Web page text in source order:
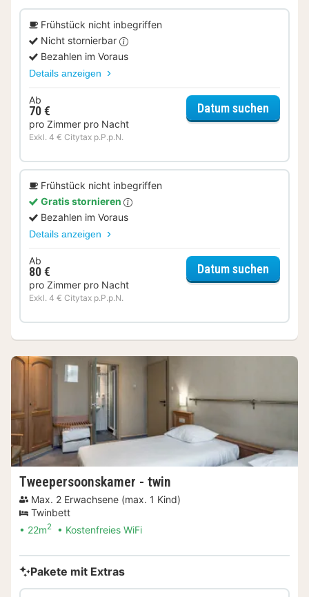
Frühstück nicht inbegriffen
Nicht stornierbar
Bezahlen im Voraus
Details anzeigen
Ab
70 €
pro Zimmer pro Nacht
Exkl. 4 € Citytax p.P.p.N.
Datum suchen
Frühstück nicht inbegriffen
Gratis stornieren
Bezahlen im Voraus
Details anzeigen
Ab
80 €
pro Zimmer pro Nacht
Exkl. 4 € Citytax p.P.p.N.
Datum suchen
Tweepersoonskamer - twin
Max. 2 Erwachsene (max. 1 Kind)
Twinbett
22m2 Kostenfreies WiFi
Pakete mit Extras